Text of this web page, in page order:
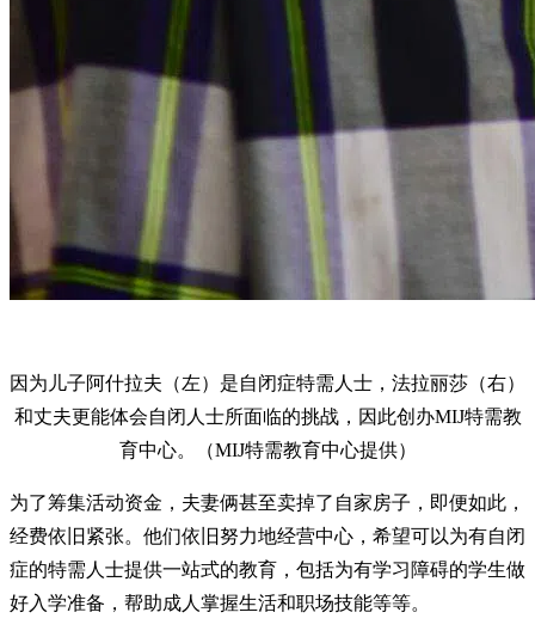
因为儿子阿什拉夫（左）是自闭症特需人士，法拉丽莎（右）
和丈夫更能体会自闭人士所面临的挑战，因此创办MIJ特需教
育中心。（MIJ特需教育中心提供）
为了筹集活动资金，夫妻俩甚至卖掉了自家房子，即便如此，
经费依旧紧张。他们依旧努力地经营中心，希望可以为有自闭
症的特需人士提供一站式的教育，包括为有学习障碍的学生做
好入学准备，帮助成人掌握生活和职场技能等等。